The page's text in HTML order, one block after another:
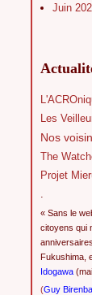
Juin
Les
Nos
The
Projet
.
« Sans le
citoyens qui
Fukushima,
Idogawa
(Guy